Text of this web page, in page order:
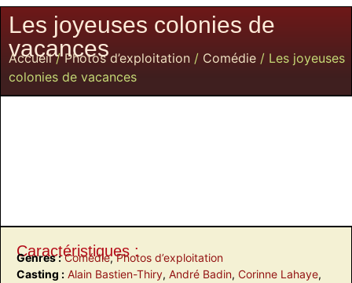
Les joyeuses colonies de
vacances
Accueil/Photos d’exploitation / Comédie / Les joyeuses
colonies de vacances
Caractéristiques :
Genres : Comédie,Photos d’exploitation
Casting : Alain Bastien-Thiry, André Badin, Corinne Lahaye,